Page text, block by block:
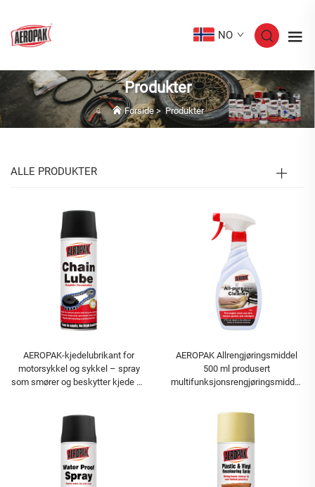
NO
Produkter
Forside>Produkter
ALLE PRODUKTER
AEROPAK-kjedelubrikant for
motorsykkel og sykkel – spray
som smører og beskytter kjede og
AEROPAK Allrengjøringsmiddel
500 ml produsert
multifunksjonsrengjøringsmiddel